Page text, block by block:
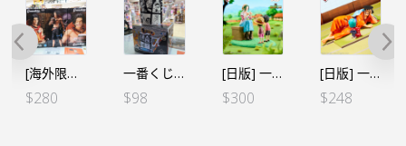
$98
[日版] 一番くじ -冒険への軌跡- A賞 路飛&艾斯
$300
[日版] 一番くじ -情感回憶2- C賞 日和
$248
[日版] 一番くじ 難攻不落ノ懐刀 – F賞 大毛巾
$168